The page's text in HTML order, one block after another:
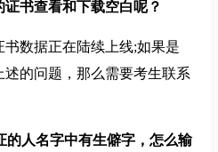
书查看和下载空白呢？
数据正在陆续上线;如果是
述的问题，那么需要考生联系
人名字中有生僻字，怎么输